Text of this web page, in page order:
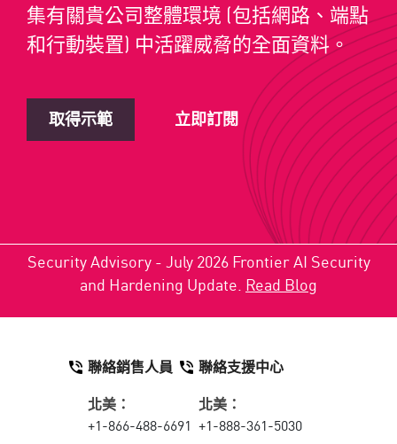
集有關貴公司整體環境 (包括網路、端點
和行動裝置) 中活躍威脅的全面資料。
取得示範 立即訂閱
Security Advisory - July 2026 Frontier AI Security
and Hardening Update. Read Blog
聯絡銷售人員
北美：
+1-866-488-6691
聯絡支援中心
北美：
+1-888-361-5030